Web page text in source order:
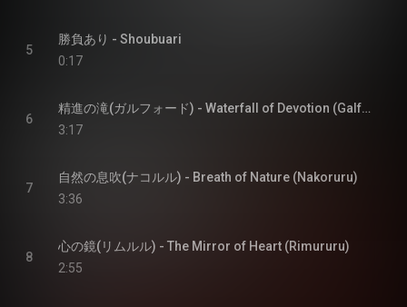
5
勝負あり - Shoubuari
0:17
6
精進の滝(ガルフォード) - Waterfall of Devotion (Galford)
3:17
7
自然の息吹(ナコルル) - Breath of Nature (Nakoruru)
3:36
8
心の鏡(リムルル) - The Mirror of Heart (Rimururu)
2:55